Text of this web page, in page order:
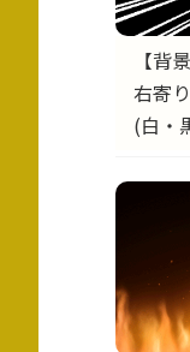
【背
右寄
(白・